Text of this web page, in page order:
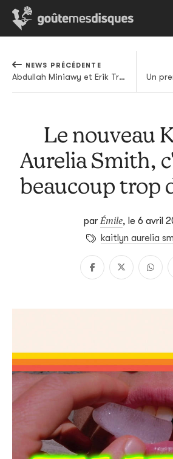
NEWS PRÉCÉDENTE
Abdullah Miniawy et Erik Truffaz rêvent d'oiseaux
Le nouveau
Aurelia Smith,
beaucoup trop
parÉmile, le 6 avril
kaitlyn aurelia